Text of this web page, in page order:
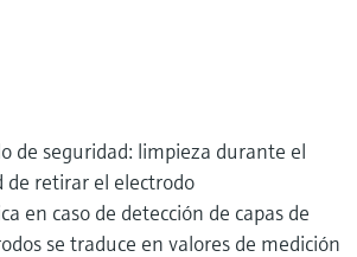
de seguridad: limpieza durante el
de retirar el electrodo
en caso de detección de capas de
se traduce en valores de medición